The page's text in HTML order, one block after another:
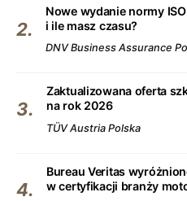
Nowe wydanie normy
i ile masz czasu?
DNV Business Assurance
Zaktualizowana oferta
na rok 2026
TÜV Austria Polska
Bureau Veritas
w certyfikacji branży